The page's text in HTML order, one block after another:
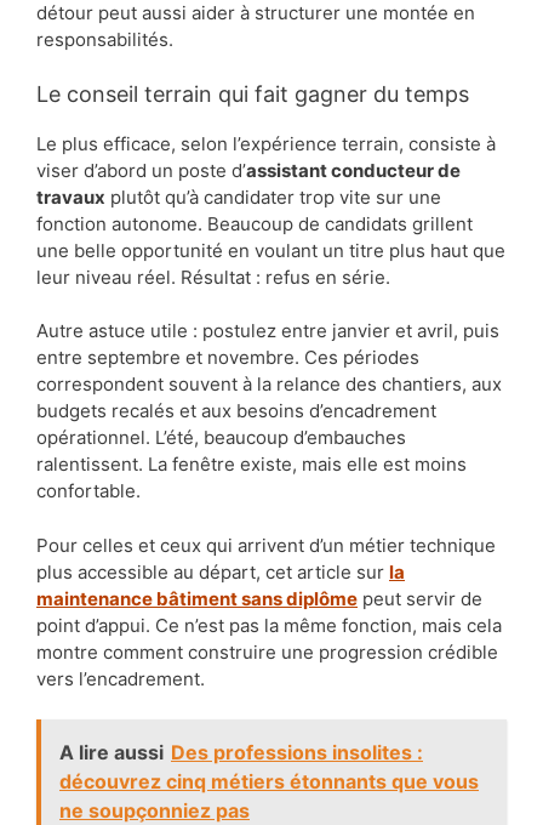
détour peut aussi aider à structurer une montée en
responsabilités.
Le conseil terrain qui fait gagner du temps
Le plus efficace, selon l’expérience terrain, consiste à
viser d’abord un poste d’assistant conducteur de
travaux plutôt qu’à candidater trop vite sur une
fonction autonome. Beaucoup de candidats grillent
une belle opportunité en voulant un titre plus haut que
leur niveau réel. Résultat : refus en série.
Autre astuce utile : postulez entre janvier et avril, puis
entre septembre et novembre. Ces périodes
correspondent souvent à la relance des chantiers, aux
budgets recalés et aux besoins d’encadrement
opérationnel. L’été, beaucoup d’embauches
ralentissent. La fenêtre existe, mais elle est moins
confortable.
Pour celles et ceux qui arrivent d’un métier technique
plus accessible au départ, cet article sur la
maintenance bâtiment sans diplôme peut servir de
point d’appui. Ce n’est pas la même fonction, mais cela
montre comment construire une progression crédible
vers l’encadrement.
A lire aussi Des professions insolites :
découvrez cinq métiers étonnants que vous
ne soupçonniez pas